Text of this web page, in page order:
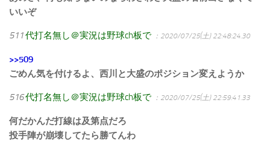
いいぞ
511代打名無し＠実況は野球ch板で ：2020/07/25(土) 22:48:24.30
>>509
ごめん気を付けるよ、西川と大盛のポジション変えようか
516代打名無し＠実況は野球ch板で ：2020/07/25(土) 22:59:41.33
何だかんだ打線は及第点だろ
投手陣が崩壊してたら勝てんわ